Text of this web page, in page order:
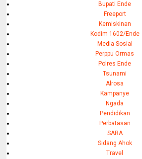
Bupati Ende
Freeport
Kemiskinan
Kodim 1602/Ende
Media Sosial
Perppu Ormas
Polres Ende
Tsunami
Alrosa
Kampanye
Ngada
Pendidikan
Perbatasan
SARA
Sidang Ahok
Travel